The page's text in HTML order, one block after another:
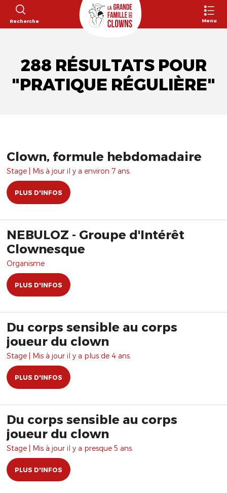
Recherche Menu
288 RÉSULTATS POUR
"PRATIQUE RÉGULIÈRE"
Clown, formule hebdomadaire
Stage | Mis à jour il y a environ 7 ans.
PLUS D'INFOS
NEBULOZ - Groupe d'Intérêt
Clownesque
Organisme
PLUS D'INFOS
Du corps sensible au corps
joueur du clown
Stage | Mis à jour il y a plus de 4 ans.
PLUS D'INFOS
Du corps sensible au corps
joueur du clown
Stage | Mis à jour il y a presque 5 ans.
PLUS D'INFOS